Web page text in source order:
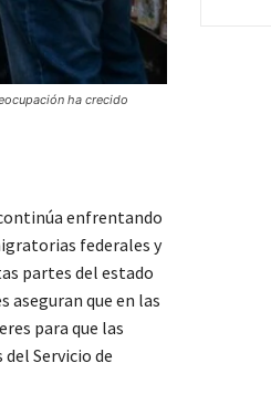
ha crecido
enfrentando
federales y
partes del estado
aseguran que en las
para que las
Servicio de